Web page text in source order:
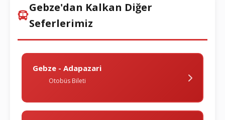
Gebze'dan Kalkan Diğer
Seferlerimiz
Gebze - Adapazari
Otobüs Bileti